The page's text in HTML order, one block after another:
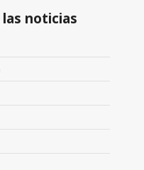
noticias